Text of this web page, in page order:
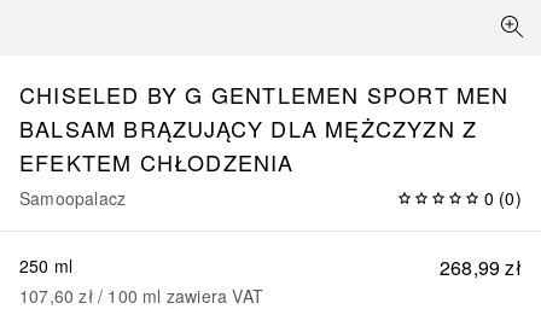
CHISELED BY G GENTLEMEN SPORT MEN
BALSAM BRĄZUJĄCY DLA MĘŻCZYZN Z
EFEKTEM CHŁODZENIA
Samoopalacz 0 (0)
268,99 zł
250 ml
107,60 zł / 100 ml zawiera VAT